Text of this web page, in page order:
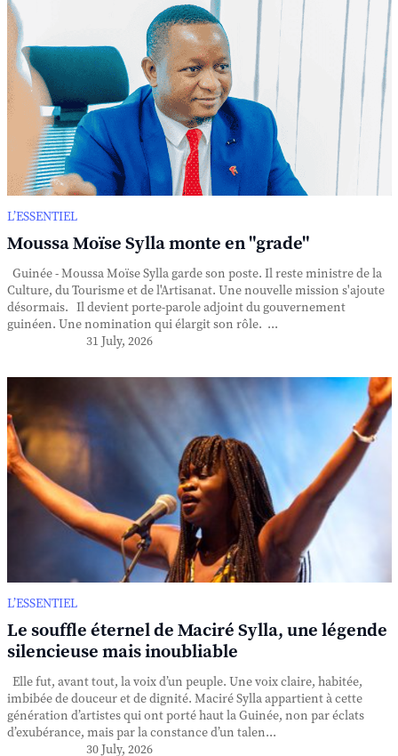
L’ESSENTIEL
Moussa Moïse Sylla monte en "grade"
Guinée - Moussa Moïse Sylla garde son poste. Il reste ministre de la
Culture, du Tourisme et de l'Artisanat. Une nouvelle mission s'ajoute
désormais. Il devient porte-parole adjoint du gouvernement
guinéen. Une nomination qui élargit son rôle. ...
31 July, 2026
L’ESSENTIEL
Le souffle éternel de Maciré Sylla, une légende
silencieuse mais inoubliable
Elle fut, avant tout, la voix d’un peuple. Une voix claire, habitée,
imbibée de douceur et de dignité. Maciré Sylla appartient à cette
génération d’artistes qui ont porté haut la Guinée, non par éclats
d’exubérance, mais par la constance d’un talen...
30 July, 2026